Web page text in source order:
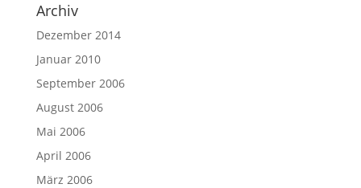
Archiv
Dezember 2014
Januar 2010
September 2006
August 2006
Mai 2006
April 2006
März 2006